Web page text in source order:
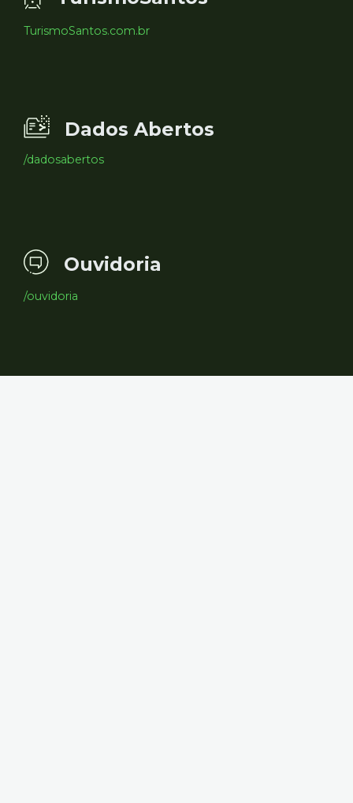
TurismoSantos.com.br
Dados Abertos
/dadosabertos
Ouvidoria
/ouvidoria